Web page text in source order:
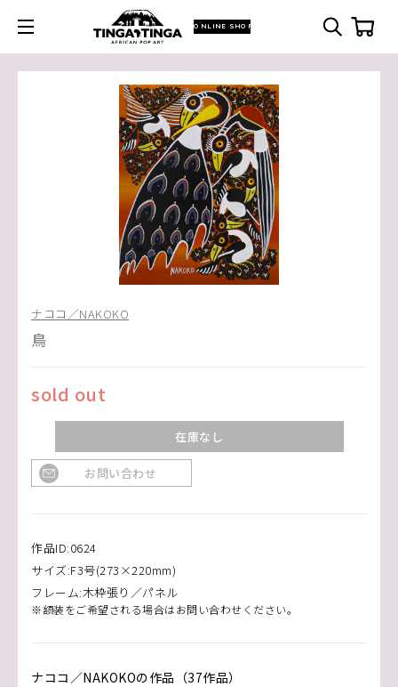
ONLINE SHOP
ナココ／NAKOKO
鳥
sold out
在庫なし
お問い合わせ
作品ID:0624
サイズ:F3号(273×220mm)
フレーム:木枠張り／パネル
※額装をご希望される場合はお問い合わせください。
ナココ／NAKOKOの作品（37作品）